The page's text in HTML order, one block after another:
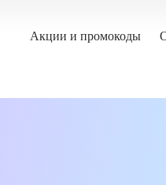
Акции и промокоды